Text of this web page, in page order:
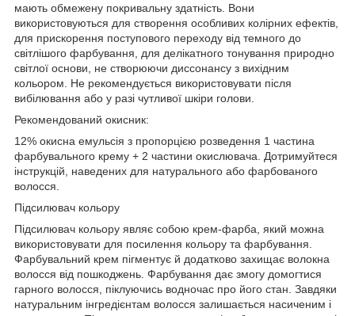
мають обмежену покривальну здатність. Вони
використовуються для створення особливих колірних ефектів,
для прискорення поступового переходу від темного до
світлішого фарбування, для делікатного тонування природно
світлої основи, не створюючи диссонансу з вихідним
кольором. Не рекомендується використовувати після
вибілювання або у разі чутливої шкіри голови.
Рекомендований окисник:
12% окисна емульсія з пропорцією розведення 1 частина
фарбувального крему + 2 частини окислювача.
Дотримуйтеся
інструкцій, наведених для натурального або фарбованого
волосся.
Підсилювач кольору
Підсилювач кольору являє собою крем-фарба, який можна
використовувати для посилення кольору та фарбування.
Фарбувальний крем пігментує й додатково захищає волокна
волосся від пошкоджень. Фарбування дає змогу домогтися
гарного волосся, піклуючись водночас про його стан. Завдяки
натуральним інгредієнтам волосся залишається насиченим і